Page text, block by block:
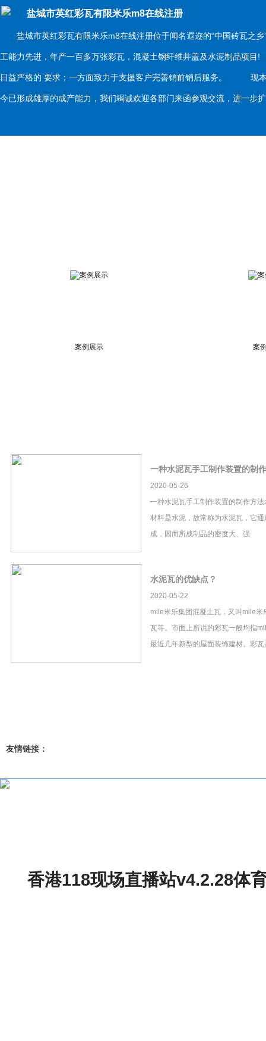
盐城市英红彩瓦有限米乐m8在线注册
盐城市英红彩瓦有限米乐m8在线注册位于闻名遐迩的“中国砖瓦之乡
工能力先进，年产一百多万张彩瓦，混凝土钢纤维井盖及水泥制品项
日益严格的 要求；一方面致力于支援客户完善销前销后服务。 现本
今已形成雄厚的成产能力，我们竭诚欢迎各部门来函参观交流，进一
案例展示 案
一种水泥瓦手工制作装置的制
2020-05-26
一种水泥瓦手工制作装置的制作方
材料是水泥，故常称为水泥瓦，它
成，因而所成制品的密度大、强
水泥瓦的优缺点？
2020-05-22
mile米乐集团混凝土瓦，又叫mile米
瓦等。市面上所说的彩瓦一般均指
最近几年新型的屋面装饰建材。彩
友情链接：
香港118现场直播站v4.2.28体